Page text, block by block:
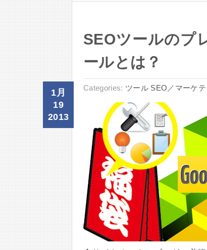
SEOツールのプ
ールとは？
1月
19
2013
Categories: ツール SEO／マーケ